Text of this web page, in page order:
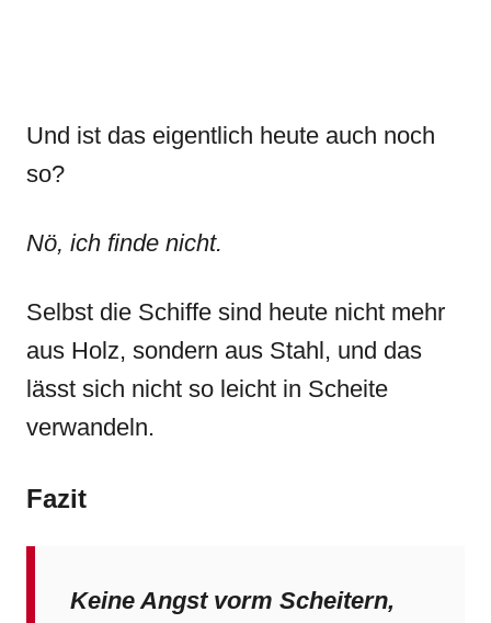
Und ist das eigentlich heute auch noch
so?
Nö, ich finde nicht.
Selbst die Schiffe sind heute nicht mehr
aus Holz, sondern aus Stahl, und das
lässt sich nicht so leicht in Scheite
verwandeln.
Fazit
Keine Angst vorm Scheitern,